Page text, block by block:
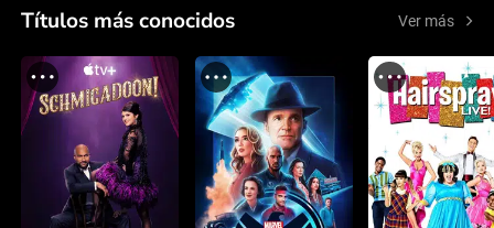
Títulos más conocidos Ver más